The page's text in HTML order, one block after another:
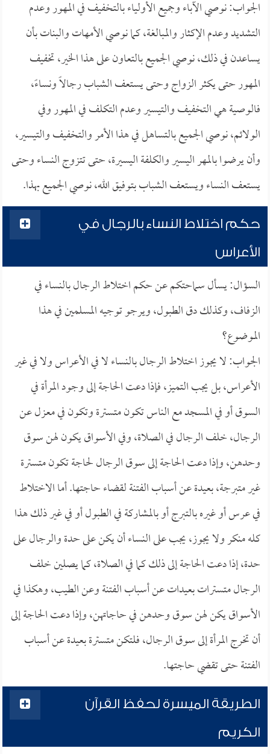
الجواب: نوصي الآباء وجميع الأولياء بالتخفيف في المهور وعدم
التشديد وعدم الإكثار والمبالغة، كما نوصي الأمهات والبنات بأن
يساعدن في ذلك، نوصي الجميع بالتعاون على هذا الخير، تخفيف
المهور حتى يكثر الزواج وحتى يستعف الشباب رجالاً ونساءً،
فالوصية هي التخفيف والتيسير وعدم التكلف في المهور وفي
الولائم، نوصي الجميع بالتساهل في هذا الأمر والتخفيف والتيسير،
وأن يرضوا بالمهر اليسير والكلفة اليسيرة، حتى تتزوج النساء وحتى
يستعف النساء ويستعف الشباب بتوفيق الله، نوصي الجميع بهذا.
حكم اختلاط النساء بالرجال في
الأعراس
السؤال: يسأل سماحتكم عن حكم اختلاط الرجال بالنساء في
الزفاف، وكذلك دق الطبول، ويرجو توجيه المسلمين في هذا
الموضوع؟
الجواب: لا يجوز اختلاط الرجال بالنساء لا في الأعراس ولا في غير
الأعراس، بل يجب التميز، فإذا دعت الحاجة إلى وجود المرأة في
السوق أو في المسجد مع الناس تكون متسترة وتكون في معزل عن
الرجال، خلف الرجال في الصلاة، وفي الأسواق يكون لهن سوق
وحدهن، وإذا دعت الحاجة إلى سوق الرجال لحاجة تكون متسترة
غير متبرجة، بعيدة عن أسباب الفتنة لقضاء حاجتها. أما الاختلاط
في عرس أو غيره بالتبرج أو بالمشاركة في الطبول أو في غير ذلك هذا
كله منكر ولا يجوز، يجب على النساء أن يكن على حدة والرجال على
حدة، إذا دعت الحاجة إلى ذلك كما في الصلاة، كما يصلين خلف
الرجال متسترات بعيدات عن أسباب الفتنة وعن الطيب، وهكذا في
الأسواق يكن لهن سوق وحدهن في حاجاتهن، وإذا دعت الحاجة إلى
أن تخرج المرأة إلى سوق الرجال، فلتكن متسترة بعيدة عن أسباب
الفتنة حتى تقضي حاجتها.
الطريقة الميسرة لحفظ القرآن
الكريم